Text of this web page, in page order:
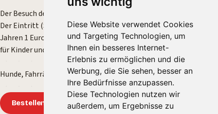
Diese Website verwendet Cookies
und Targeting Technologien, um
Ihnen ein besseres Internet-
Erlebnis zu ermöglichen und die
Werbung, die Sie sehen, besser an
Ihre Bedürfnisse anzupassen.
Diese Technologien nutzen wir
außerdem, um Ergebnisse zu
Der Besuch des Marktes ist selbstverständlich kostenlos.
Der Eintritt (Schutzgebühr) für den Park beträgt ganzjährig ab 16
Jahren 1 Euro,
für Kinder und Jugendliche von 6 bis 16 Jahren 0,50 Euro.
Hunde, Fahrräder und Inlineskater dürfen leider nicht in den Park.
Bestellen